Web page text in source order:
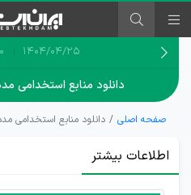
۱۴۰۴/۰۴/۲۵ 0 نظر
دانلود منابع استخدامی
صفحه اصلی دانلود منابع استخدامی
اطلاعات بیشتر